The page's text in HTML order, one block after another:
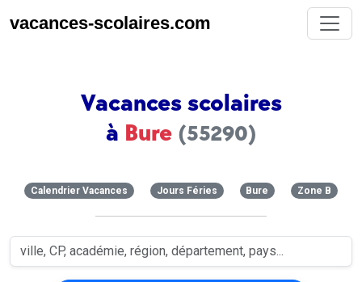
vacances-scolaires.com
Vacances scolaires
à Bure (55290)
Calendrier Vacances Jours Féries Bure Zone B